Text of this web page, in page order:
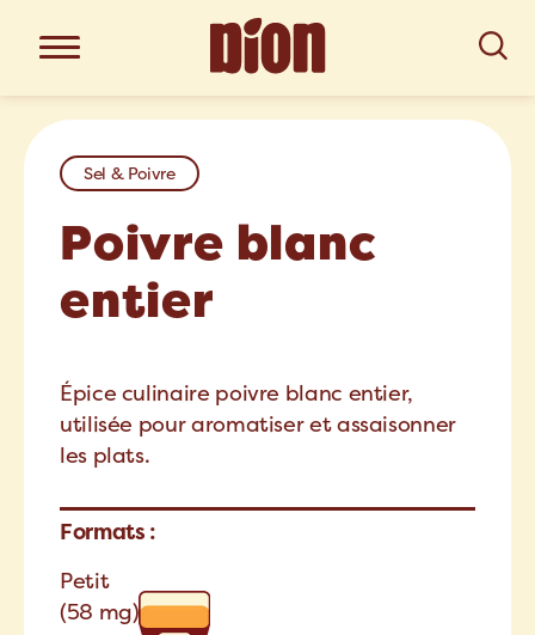
Sel & Poivre
Poivre blanc
entier
Épice culinaire poivre blanc entier,
utilisée pour aromatiser et assaisonner
les plats.
Formats :
Petit
(58 mg)